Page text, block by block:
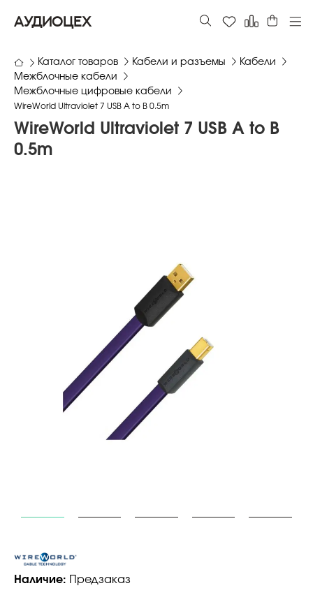
АУДИОЦЕХ
Каталог товаров Кабели и разъемы
Кабели
Межблочные кабели
Межблочные цифровые кабели
WireWorld Ultraviolet 7 USB A to B 0.5m
WireWorld Ultraviolet 7 USB A to B
0.5m
Наличие: Предзаказ